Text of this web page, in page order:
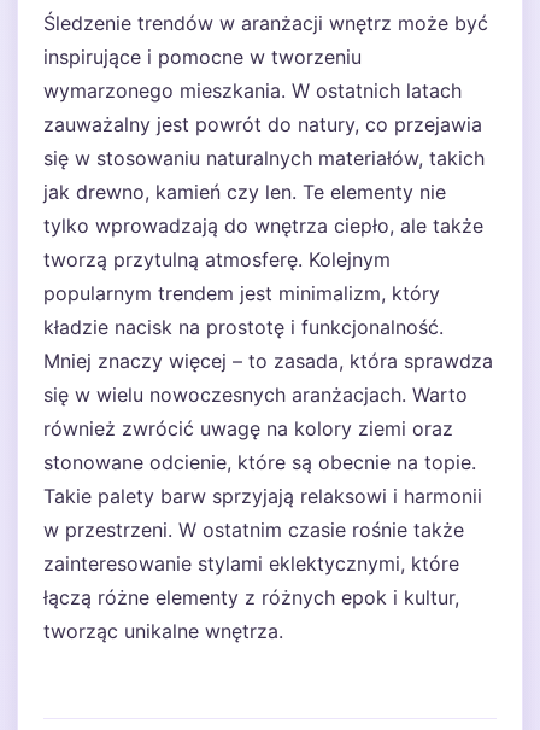
Śledzenie trendów w aranżacji wnętrz może być
inspirujące i pomocne w tworzeniu
wymarzonego mieszkania. W ostatnich latach
zauważalny jest powrót do natury, co przejawia
się w stosowaniu naturalnych materiałów, takich
jak drewno, kamień czy len. Te elementy nie
tylko wprowadzają do wnętrza ciepło, ale także
tworzą przytulną atmosferę. Kolejnym
popularnym trendem jest minimalizm, który
kładzie nacisk na prostotę i funkcjonalność.
Mniej znaczy więcej – to zasada, która sprawdza
się w wielu nowoczesnych aranżacjach. Warto
również zwrócić uwagę na kolory ziemi oraz
stonowane odcienie, które są obecnie na topie.
Takie palety barw sprzyjają relaksowi i harmonii
w przestrzeni. W ostatnim czasie rośnie także
zainteresowanie stylami eklektycznymi, które
łączą różne elementy z różnych epok i kultur,
tworząc unikalne wnętrza.